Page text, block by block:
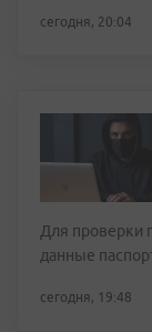
сегодня, 20:04
Для проверки
данные
сегодня, 19:48